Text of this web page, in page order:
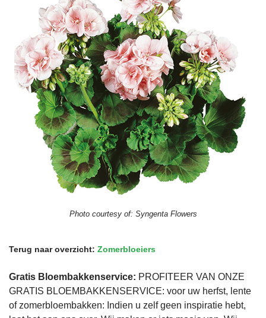
Photo courtesy of: Syngenta Flowers
Terug naar overzicht: Zomerbloeiers
Gratis Bloembakkenservice: PROFITEER VAN ONZE
GRATIS BLOEMBAKKENSERVICE: voor uw herfst, lente
of zomerbloembakken: Indien u zelf geen inspiratie hebt,